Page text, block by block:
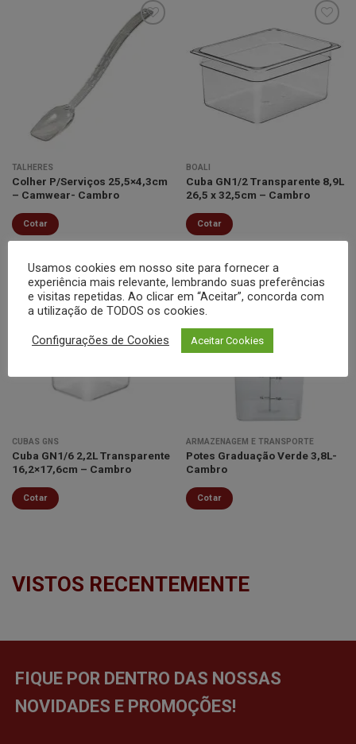
TALHERES
Colher P/Serviços 25,5×4,3cm
– Camwear- Cambro
Cotar
Minha
BOALI
Cuba GN1/2 Transparente 8,9L
26,5 x 32,5cm – Cambro
Cotar
Minha
CUBAS GNS
Cuba GN1/6 2,2L Transparente
16,2×17,6cm – Cambro
Cotar
ARMAZENAGEM E TRANSPORTE
Potes Graduação Verde 3,8L-
Cambro
Cotar
VISTOS RECENTEMENTE
FIQUE POR DENTRO DAS NOSSAS
NOVIDADES E PROMOÇÕES!
Usamos cookies em nosso site para fornecer a
experiência mais relevante, lembrando suas preferências
e visitas repetidas. Ao clicar em “Aceitar”, concorda com
a utilização de TODOS os cookies.
Configurações de Cookies Aceitar Cookies